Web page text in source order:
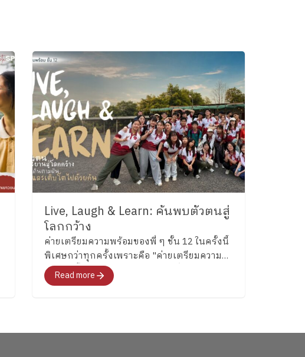
Live, Laugh & Learn: ค้นพบตัวตนสู่
โลกกว้าง
ค่ายเตรียมความพร้อมของพี่ ๆ ชั้น 12 ในครั้งนี้
พิเศษกว่าทุกครั้งเพราะคือ "ค่ายเตรียมความ
พร้อมครั้งสุดท้าย"สำหรับอนาคตที่พวกเขา
กำลังจะก้าวไปเผชิญที่จะพาทุกคนไปสำรวจ
Read more